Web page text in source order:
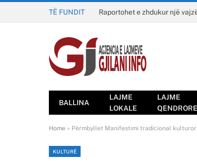
TË FUNDIT Raportohet e zhdukur një
BALLINA
LAJME
LOKALE
LAJME
QENDRORE
Home » Përmbyllet Manifestimi tradicional kulturor
KULTURË